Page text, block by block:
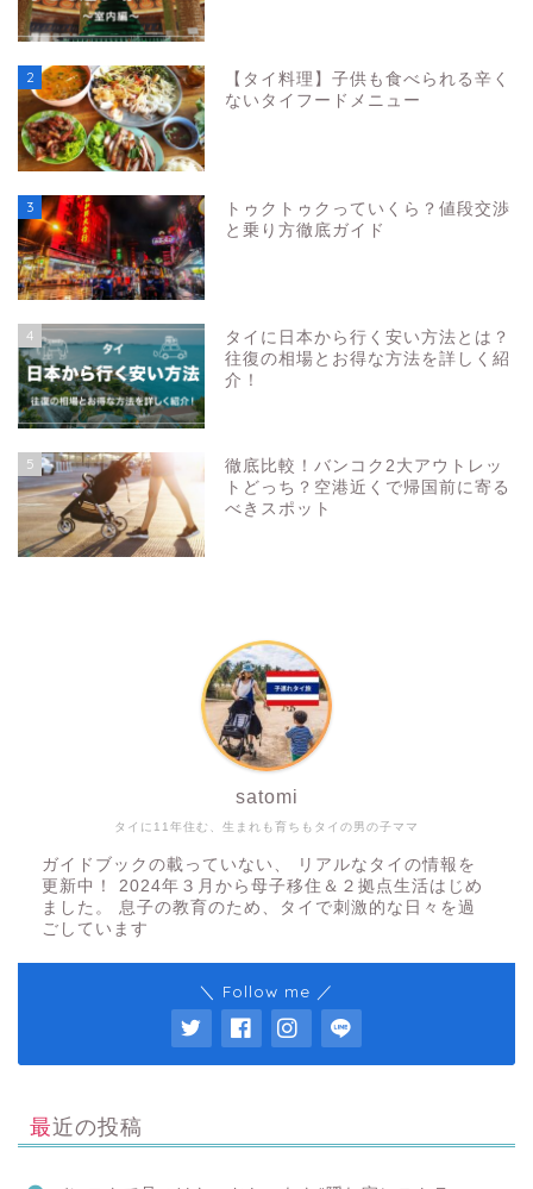
2
【タイ料理】子供も食べられる辛く
ないタイフードメニュー
3
トゥクトゥクっていくら？値段交渉
と乗り方徹底ガイド
4
タイに日本から行く安い方法とは？
往復の相場とお得な方法を詳しく紹
介！
5
徹底比較！バンコク2大アウトレッ
トどっち？空港近くで帰国前に寄る
べきスポット
タイに11年住む、生まれも育ちもタイの男の子ママ
satomi
ガイドブックの載っていない、 リアルなタイの情報を
更新中！ 2024年３月から母子移住＆２拠点生活はじめ
ました。 息子の教育のため、タイで刺激的な日々を過
ごしています
＼ Follow me ／
最近の投稿